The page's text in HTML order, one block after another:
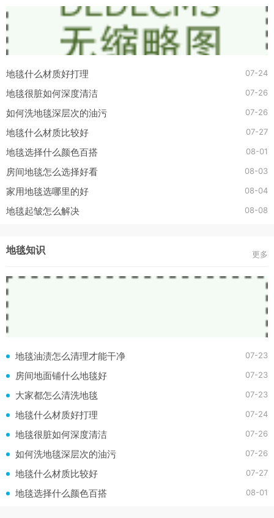
地毯什么材质好打理 07-24
地毯很脏如何深度清洁 07-26
如何洗地毯深层次的油污 07-26
地毯什么材质比较好 07-27
地毯选择什么颜色百搭 08-01
房间地毯怎么选择好看 08-03
家用地毯选哪里的好 08-04
地毯起皱怎么解决 08-08
地毯知识 更多
地毯油渍怎么清理才能干净 07-23
房间地面铺什么地毯好 07-23
大家都怎么清洗地毯 07-23
地毯什么材质好打理 07-24
地毯很脏如何深度清洁 07-26
如何洗地毯深层次的油污 07-26
地毯什么材质比较好 07-27
地毯选择什么颜色百搭 08-01